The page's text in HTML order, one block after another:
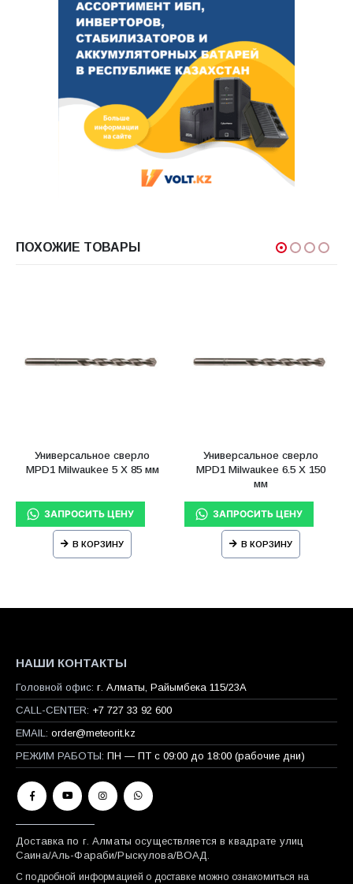
ПОХОЖИЕ ТОВАРЫ
Универсальное сверло
MPD1 Milwaukee 5 X 85 мм
В КОРЗИНУ
Универсальное сверло
MPD1 Milwaukee 6.5 X 150
мм
В КОРЗИНУ
НАШИ КОНТАКТЫ
Головной офис: г. Алматы, Райымбека 115/23A
CALL-CENTER: +7 727 33 92 600
EMAIL: order@meteorit.kz
РЕЖИМ РАБОТЫ: ПН — ПТ с 09:00 до 18:00 (рабочие дни)
Доставка по г. Алматы осуществляется в квадрате улиц
Саина/Аль-Фараби/Рыскулова/ВОАД.
С подробной информацией о доставке можно ознакомиться на